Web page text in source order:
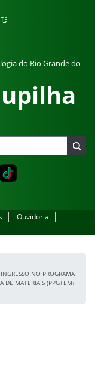
do Rio Grande do
Ouvidoria
NO PROGRAMA
DE MATERIAIS (PPGTEM)